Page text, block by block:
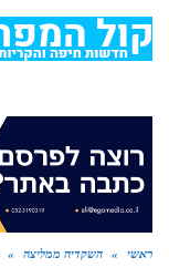
ראשי » השקדיה ממליצה »